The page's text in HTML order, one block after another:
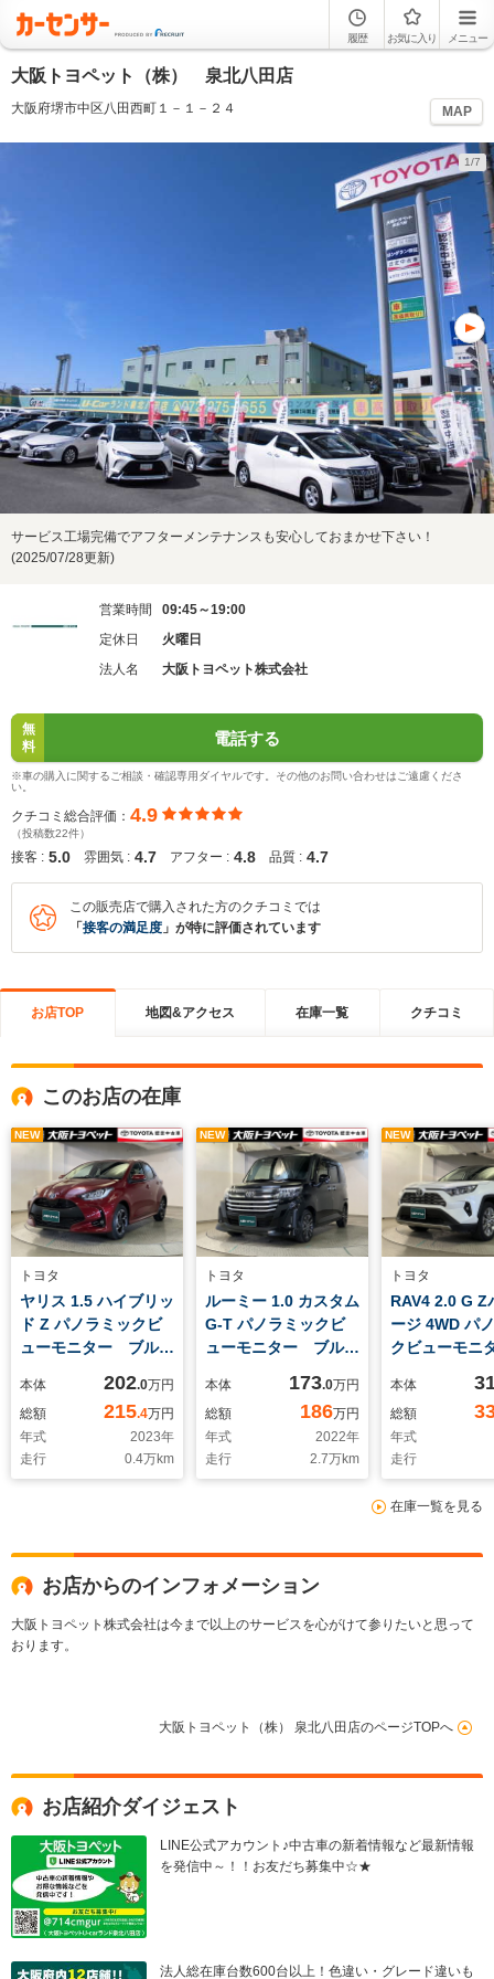
履歴 お気に入り メニュー
大阪トヨペット（株） 泉北八田店
大阪府堺市中区八田西町１－１－２４ MAP
1/7
サービス工場完備でアフターメンテナンスも安心しておまかせ下さい！
(2025/07/28更新)
営業時間
09:45～19:00
定休日
火曜日
法人名
大阪トヨペット株式会社
無
料
電話する
※車の購入に関するご相談・確認専用ダイヤルです。その他のお問い合わせはご遠慮くださ
い。
クチコミ総合評価： 4.9
（投稿数22件）
接客 : 5.0 雰囲気 : 4.7 アフター : 4.8 品質 : 4.7
この販売店で購入された方のクチコミでは
「 接客の満足度 」が特に評価されています
お店TOP 地図&アクセス 在庫一覧 クチコミ
このお店の在庫
NEW
トヨタ
ヤリス 1.5 ハイブリッ
ド Z パノラミックビ
ューモニター ブルー
ター フルオートエア
コン LEDヘッドライ
ト レーダークルーズ
コントロール スマー
トキー 衝突被害軽減
本体 202.0万円
総額
215.4万円
年式
2023年
走行
0.4万km
NEW
トヨタ
ルーミー 1.0 カスタム
G-T パノラミックビ
ューモニター ブルー
ー 両側電動スライド
ドア LEDヘッドライ
ト レーダークルーズ
コントロール
本体 173.0万円
総額
186万円
年式
2022年
走行
2.7万km
NEW
トヨタ
RAV4 2.0 G Z
ージ 4WD パ
クビューモ
ン レーダー
コントロール
メモリ 衝突
ブレーキ ア
み間違い加速
ンルーフ パ
本体
総額
年式
走行
在庫一覧を見る
お店からのインフォメーション
大阪トヨペット株式会社は今まで以上のサービスを心がけて参りたいと思って
おります。
大阪トヨペット（株） 泉北八田店のページTOPへ
お店紹介ダイジェスト
LINE公式アカウント♪中古車の新着情報など最新情報
を発信中～！！お友だち募集中☆★
法人総在庫台数600台以上！色違い・グレード違いも